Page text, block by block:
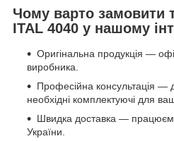
Чому варто замовити
ITAL 4040 у нашому
Оригінальна продукція —
виробника.
Професійна консультація —
необхідні комплектуючі для
Швидка доставка — працюємо
України.